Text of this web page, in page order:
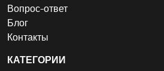
Вопрос-ответ
Блог
Контакты
КАТЕГОРИИ